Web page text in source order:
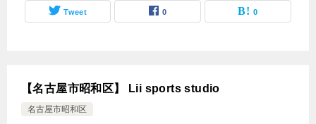
Tweet 0 0
【名古屋市昭和区】 Lii sports studio
名古屋市昭和区